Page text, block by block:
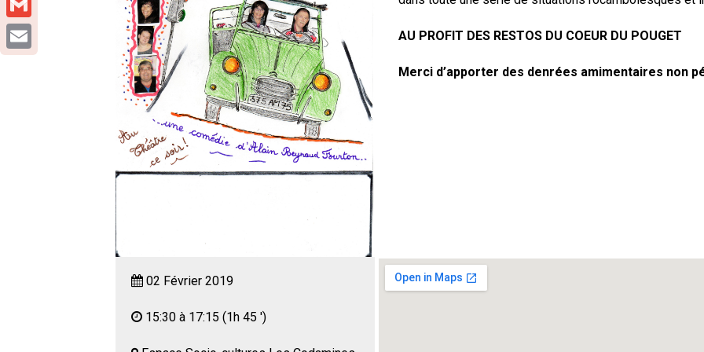
02 Février 2019
15:30 à 17:15 (1h 45 ')
AU PROFIT DES RESTOS DU COEUR DU POUGET
Merci d’apporter des denrées amimentaires non
Gmail